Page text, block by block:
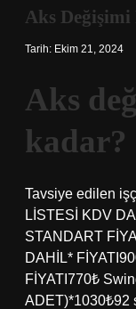
Aks
Tarih: Ekim 21, 2024
Aks
kadar?
Tavsiye edilen
LİSTESİ KDV
STANDART
DAHİL*
FİYATI770₺
ADET)*1030₺92